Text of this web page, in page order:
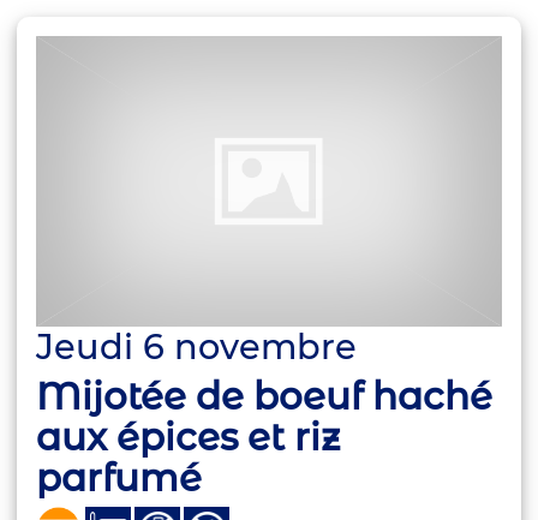
Jeudi 6 novembre
Mijotée de boeuf haché
aux épices et riz
parfumé